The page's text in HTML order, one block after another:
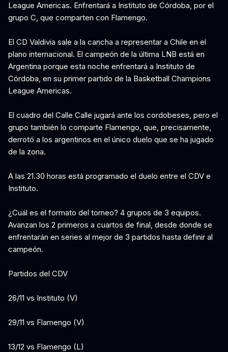
League Americas. Enfrentará a Instituto de Córdoba, por el
grupo C, que comparten con Flamengo.
El CD Valdivia sale a la cancha a representar a Chile en el
plano internacional. El campeón de la última LNB está en
Argentina porque esta noche enfrentará a Instituto de
Córdoba, en su primer partido de la Basketball Champions
League Americas.
El cuadro del Calle Calle jugará ante los cordobeses, pero el
grupo también lo comparte Flamengo, que, precisamente,
derrotó a los argentinos en el único duelo que se ha jugado
de la zona.
A las 21.30 horas está programado el duelo entre el CDV e
Instituto.
¿Cuál es el formato del torneo? 4 grupos de 3 equipos.
Avanzan los 2 primeros a cuartos de final, desde donde se
enfrentarán en series al mejor de 3 partidos hasta definir al
campeón.
Partidos del CDV
26/11 vs Instituto (V)
29/11 vs Flamengo (V)
13/12 vs Flamengo (L)